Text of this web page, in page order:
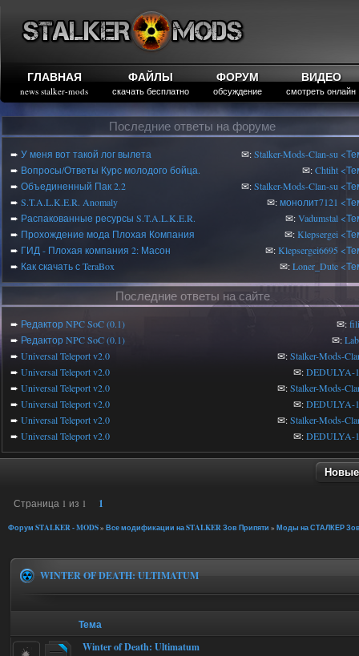
ГЛАВНАЯ
news stalker-mods
ФАЙЛЫ
скачать бесплатно
ФОРУМ
обсуждение
ВИДЕО
смотреть онлайн
Последние ответы на форуме
➨ У меня вот такой лог вылета ✉:Stalker-Mods-Clan-su
➨ Вопросы/Ответы Курс молодого бойца. ✉:Chtiht
➨ Объединенный Пак 2.2 ✉:Stalker-Mods-Clan-su
➨ S.T.A.L.K.E.R. Anomaly ✉:монолит7121
➨ Распакованные ресурсы S.T.A.L.K.E.R. ✉:Vadumstal
➨ Прохождение мода Плохая Компания ✉:Klepsergei
➨ ГИД - Плохая компания 2: Масон ✉:Klepsergei6695
➨ Как скачать с TeraBox ✉:Loner_Dute
Последние ответы на сайте
➨ Редактор NPC SoC (0.1) ✉:
➨ Редактор NPC SoC (0.1) ✉:
➨ Universal Teleport v2.0 ✉:Stalker-Mods-
➨ Universal Teleport v2.0 ✉:DEDULYA-
➨ Universal Teleport v2.0 ✉:Stalker-Mods-
➨ Universal Teleport v2.0 ✉:DEDULYA-
➨ Universal Teleport v2.0 ✉:Stalker-Mods-
➨ Universal Teleport v2.0 ✉:DEDULYA-
Страница 1 из 1 1
Форум STALKER - MODS» Все модификации на STALKER Зов Припяти » Моды на СТАЛКЕР
WINTER OF DEATH: ULTIMATUM
Тема
Winter of Death: Ultimatum